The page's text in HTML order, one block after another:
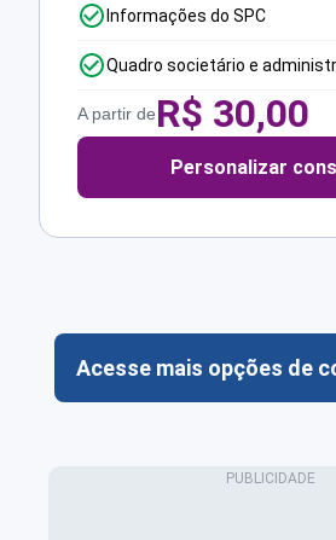
Informações do SPC
Quadro societário e
A partir deR$ 30,00
Personalizar
Acesse mais opções de